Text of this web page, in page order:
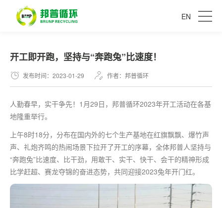
EN
开工即开跑，坚持与“奔跑兔”比速度！
发布时间：2023-01-29 作者：邦普循环
人勤春早，实干争先！1月29日，邦普循环2023年开工活动在各基
地隆重举行。
上午8时18分，分布在国内外的七个生产基地在红旗飘飘、爆竹声
声、礼炮齐鸣的热闹场景下拉开了开工的序幕，全体邦普人坚持与
“奔跑兔”比速度、比干劲，用敢干、实干、快干、会干的精神形成
比学赶超、赛龙夺锦的奋进态势，共同迎接2023兔年开门红。